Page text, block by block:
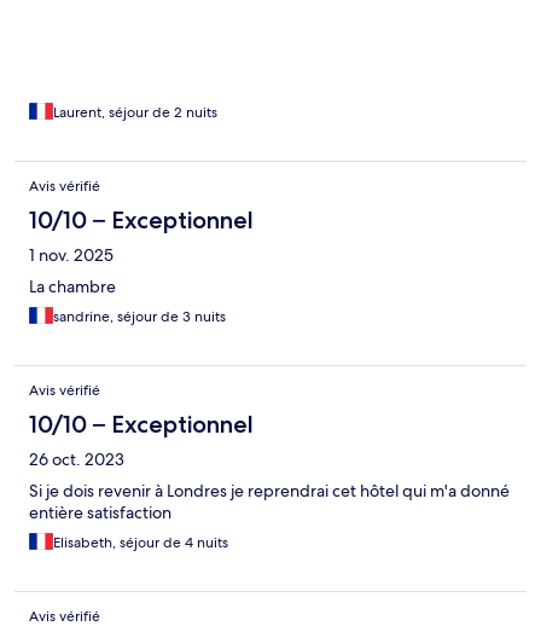
Laurent, séjour de 2 nuits
Avis vérifié
10/10 – Exceptionnel
1 nov. 2025
La chambre
sandrine, séjour de 3 nuits
Avis vérifié
10/10 – Exceptionnel
26 oct. 2023
Si je dois revenir à Londres je reprendrai cet hôtel qui m'a donné
entière satisfaction
Elisabeth, séjour de 4 nuits
Avis vérifié